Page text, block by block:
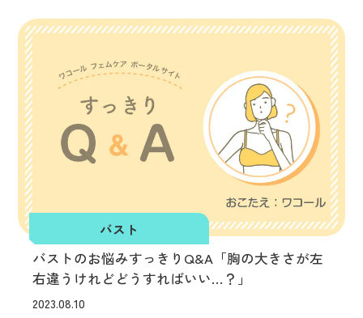
バスト
バストのお悩みすっきりQ&A「胸の大きさが左
右違うけれどどうすればいい…？」
2023.08.10